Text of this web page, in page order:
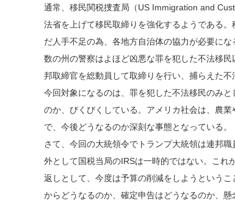
通常、移民関税捜査局（US Immigration and
法省を上げて移民取締りを強化するようである
だ人手不足の為、各地方自治体の協力が必要に
数の州の警察はよほど凶悪な罪を犯した不法移
邦取締官を総動員して取締りを行い、捕らえた不
今回対象になるのは、罪を犯した不法移民のみ
のか、びくびくしている。アメリカ社会は、農
で、今後どうなるのか深刻な事態となっている。
さて、今回の大統領令でトランプ大統領は連邦
外として国税当局のIRSは一時的ではない。これ
返しとして、今度は予算の削減をしようという
からどうなるのか、確定申告はどうなるのか、